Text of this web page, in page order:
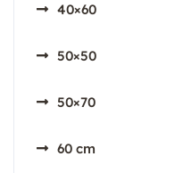
40×60
50×50
50×70
60 cm